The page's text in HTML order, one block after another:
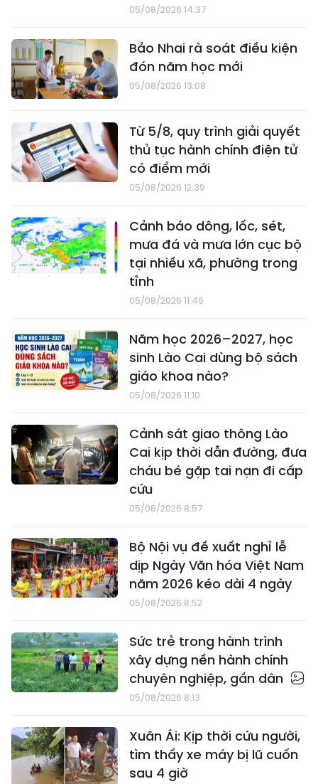
05/08/2026 14:37
Bảo Nhai rà soát điều kiện
đón năm học mới
05/08/2026 13:08
Từ 5/8, quy trình giải quyết
thủ tục hành chính điện tử
có điểm mới
05/08/2026 12:39
Cảnh báo dông, lốc, sét,
mưa đá và mưa lớn cục bộ
tại nhiều xã, phường trong
tỉnh
05/08/2026 11:46
Năm học 2026–2027, học
sinh Lào Cai dùng bộ sách
giáo khoa nào?
05/08/2026 11:10
Cảnh sát giao thông Lào
Cai kịp thời dẫn đường, đưa
cháu bé gặp tai nạn đi cấp
cứu
05/08/2026 8:57
Bộ Nội vụ đề xuất nghỉ lễ
dịp Ngày Văn hóa Việt Nam
năm 2026 kéo dài 4 ngày
05/08/2026 8:52
Sức trẻ trong hành trình
xây dựng nền hành chính
chuyên nghiệp, gần dân
05/08/2026 8:13
Xuân Ái: Kịp thời cứu người,
tìm thấy xe máy bị lũ cuốn
sau 4 giờ